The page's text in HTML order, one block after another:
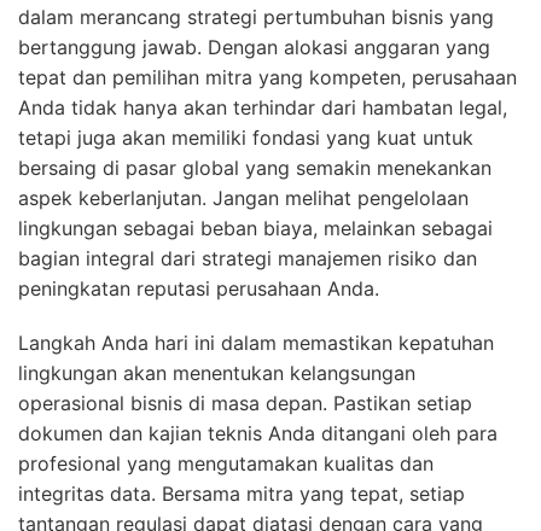
dalam merancang strategi pertumbuhan bisnis yang
bertanggung jawab. Dengan alokasi anggaran yang
tepat dan pemilihan mitra yang kompeten, perusahaan
Anda tidak hanya akan terhindar dari hambatan legal,
tetapi juga akan memiliki fondasi yang kuat untuk
bersaing di pasar global yang semakin menekankan
aspek keberlanjutan. Jangan melihat pengelolaan
lingkungan sebagai beban biaya, melainkan sebagai
bagian integral dari strategi manajemen risiko dan
peningkatan reputasi perusahaan Anda.
Langkah Anda hari ini dalam memastikan kepatuhan
lingkungan akan menentukan kelangsungan
operasional bisnis di masa depan. Pastikan setiap
dokumen dan kajian teknis Anda ditangani oleh para
profesional yang mengutamakan kualitas dan
integritas data. Bersama mitra yang tepat, setiap
tantangan regulasi dapat diatasi dengan cara yang